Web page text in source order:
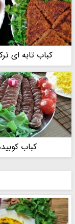
کباب تابه ای
کباب